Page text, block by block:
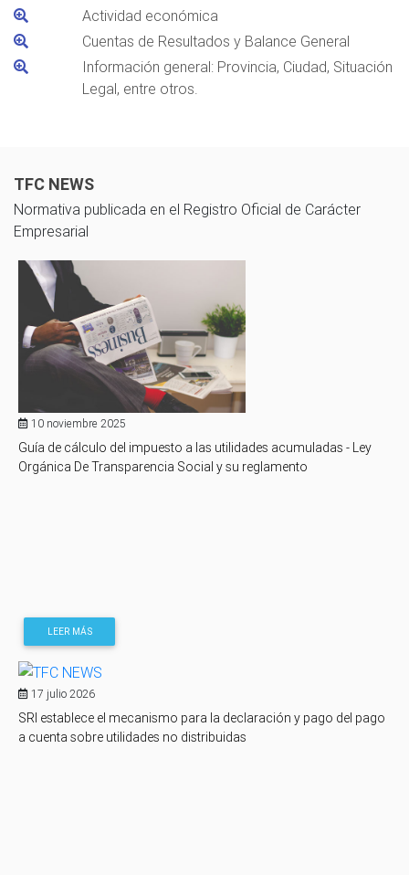
Actividad económica
Cuentas de Resultados y Balance General
Información general: Provincia, Ciudad, Situación
Legal, entre otros.
TFC NEWS
Normativa publicada en el Registro Oficial de Carácter
Empresarial
10 noviembre 2025
Guía de cálculo del impuesto a las utilidades acumuladas - Ley
Orgánica De Transparencia Social y su reglamento
LEER MÁS
17 julio 2026
SRI establece el mecanismo para la declaración y pago del pago
a cuenta sobre utilidades no distribuidas